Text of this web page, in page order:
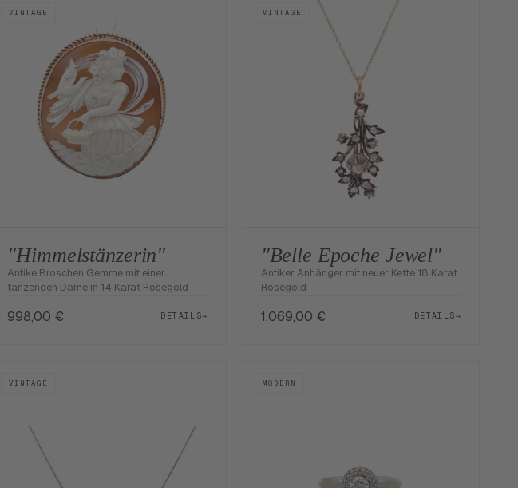
VINTAGE
"Himmelstänzerin"
Antike Broschen Gemme mit einer
tanzenden Dame in 14 Karat Roségold
998,00 € DETAILS→
VINTAGE
"Belle Epoche Jewel"
Antiker Anhänger mit neuer Kette 18 Karat
Roségold
1.069,00 € DETAILS→
VINTAGE MODERN